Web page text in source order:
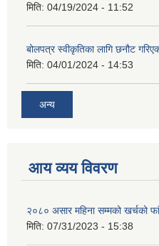
मिति: 04/19/2024 - 11:52
बोलपत्र स्वीकृतिका लागि छनौट
मिति: 04/01/2024 - 14:53
अन्य
आय व्यय विवरण
२०८० असार महिना सम्मको खर्चको
मिति: 07/31/2023 - 15:38